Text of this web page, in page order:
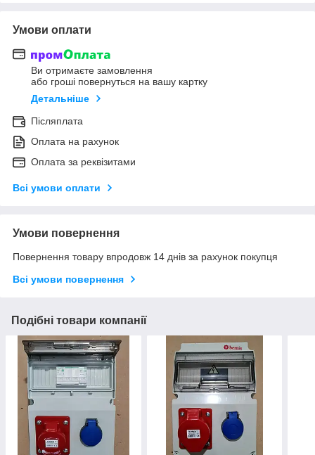
Умови оплати
Ви отримаєте замовлення
або гроші повернуться на вашу картку
Детальніше
Післяплата
Оплата на рахунок
Оплата за реквізитами
Всі умови оплати
Умови повернення
Повернення товару впродовж 14 днів за рахунок покупця
Всі умови повернення
Подібні товари компанії